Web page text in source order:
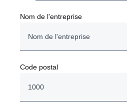
Nom de l'entreprise
Code postal